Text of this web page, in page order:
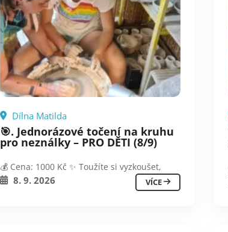
Dílna Matilda
🎯. Jednorázové točení na kruhu
pro neználky – PRO DĚTI (8/9)
💰 Cena: 1000 Kč ✨ Toužíte si vyzkoušet,
8. 9. 2026 VÍCE